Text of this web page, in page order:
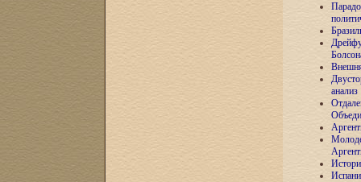
анализ